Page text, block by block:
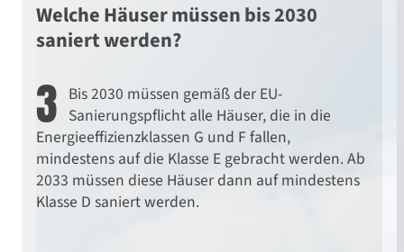
Welche Häuser müssen bis 2030
saniert werden?
3 Bis 2030 müssen gemäß der EU-
Sanierungspflicht alle Häuser, die in die
Energieeffizienzklassen G und F fallen,
mindestens auf die Klasse E gebracht werden. Ab
2033 müssen diese Häuser dann auf mindestens
Klasse D saniert werden.